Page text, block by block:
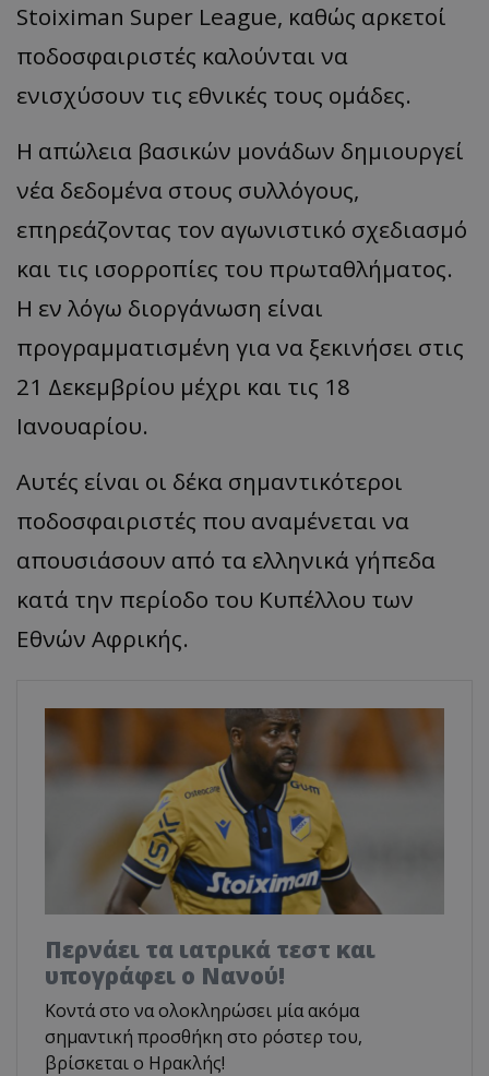
Stoiximan Super League, καθώς αρκετοί
ποδοσφαιριστές καλούνται να
ενισχύσουν τις εθνικές τους ομάδες.
Η απώλεια βασικών μονάδων δημιουργεί
νέα δεδομένα στους συλλόγους,
επηρεάζοντας τον αγωνιστικό σχεδιασμό
και τις ισορροπίες του πρωταθλήματος.
Η εν λόγω διοργάνωση είναι
προγραμματισμένη για να ξεκινήσει στις
21 Δεκεμβρίου μέχρι και τις 18
Ιανουαρίου.
Αυτές είναι οι δέκα σημαντικότεροι
ποδοσφαιριστές που αναμένεται να
απουσιάσουν από τα ελληνικά γήπεδα
κατά την περίοδο του Κυπέλλου των
Εθνών Αφρικής.
Περνάει τα ιατρικά τεστ και
υπογράφει ο Νανού!
Κοντά στο να ολοκληρώσει μία ακόμα
σημαντική προσθήκη στο ρόστερ του,
βρίσκεται ο Ηρακλής!